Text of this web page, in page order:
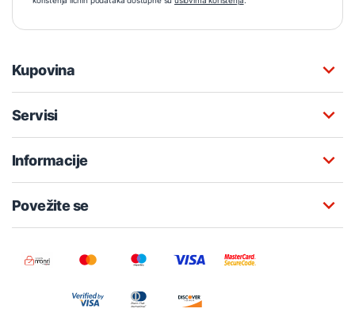
Kupovina
Servisi
Informacije
Povežite se